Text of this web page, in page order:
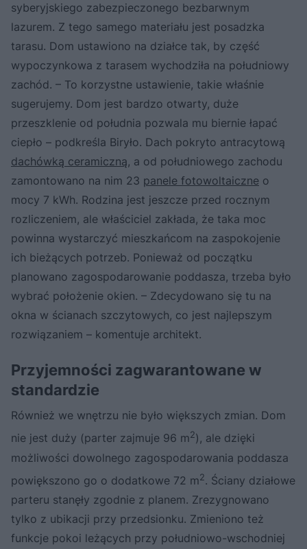
syberyjskiego zabezpieczonego bezbarwnym
lazurem. Z tego samego materiału jest posadzka
tarasu. Dom ustawiono na działce tak, by część
wypoczynkowa z tarasem wychodziła na południowy
zachód. – To korzystne ustawienie, takie właśnie
sugerujemy. Dom jest bardzo otwarty, duże
przeszklenie od południa pozwala mu biernie łapać
ciepło – podkreśla Biryło. Dach pokryto antracytową
dachówką ceramiczną, a od południowego zachodu
zamontowano na nim 23 panele fotowoltaiczne o
mocy 7 kWh. Rodzina jest jeszcze przed rocznym
rozliczeniem, ale właściciel zakłada, że taka moc
powinna wystarczyć mieszkańcom na zaspokojenie
ich bieżących potrzeb. Ponieważ od początku
planowano zagospodarowanie poddasza, trzeba było
wybrać położenie okien. – Zdecydowano się tu na
okna w ścianach szczytowych, co jest najlepszym
rozwiązaniem – komentuje architekt.
Przyjemności zagwarantowane w
standardzie
Również we wnętrzu nie było większych zmian. Dom
nie jest duży (parter zajmuje 96 m2), ale dzięki
możliwości dowolnego zagospodarowania poddasza
powiększono go o dodatkowe 72 m2. Ściany działowe
parteru stanęły zgodnie z planem. Zrezygnowano
tylko z ubikacji przy przedsionku. Zmieniono też
funkcje pokoi leżących przy południowo-wschodniej